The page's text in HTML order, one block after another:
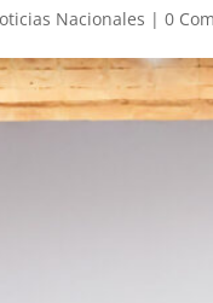
Nacionales |0